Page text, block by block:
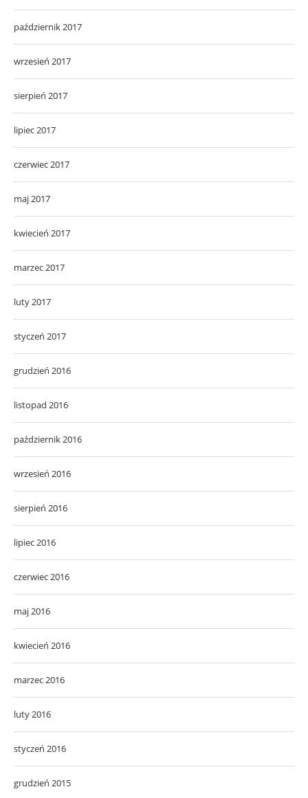
październik 2017
wrzesień 2017
sierpień 2017
lipiec 2017
czerwiec 2017
maj 2017
kwiecień 2017
marzec 2017
luty 2017
styczeń 2017
grudzień 2016
listopad 2016
październik 2016
wrzesień 2016
sierpień 2016
lipiec 2016
czerwiec 2016
maj 2016
kwiecień 2016
marzec 2016
luty 2016
styczeń 2016
grudzień 2015